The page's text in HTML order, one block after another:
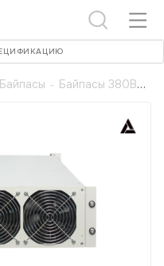
Байпасы - Байпасы 380В